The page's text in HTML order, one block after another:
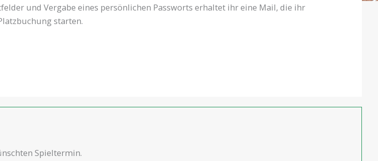
und Vergabe eines persönlichen Passworts erhaltet ihr eine Mail, die ihr
starten.
Spieltermin.